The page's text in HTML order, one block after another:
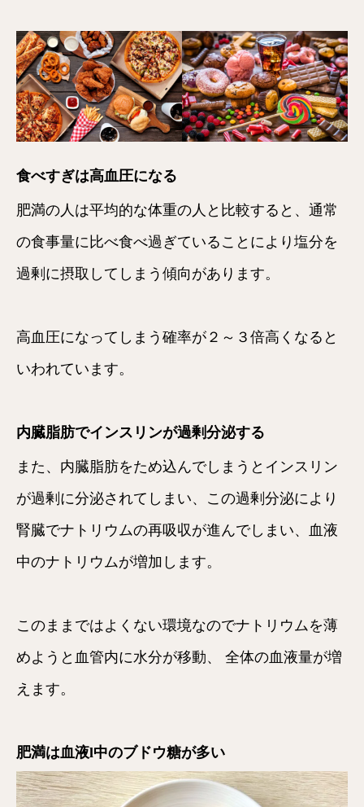
食べすぎは高血圧になる
肥満の人は平均的な体重の人と比較すると、通常
の食事量に比べ食べ過ぎていることにより塩分を
過剰に摂取してしまう傾向があります。
高血圧になってしまう確率が２～３倍高くなると
いわれています。
内臓脂肪でインスリンが過剰分泌する
また、内臓脂肪をため込んでしまうとインスリン
が過剰に分泌されてしまい、この過剰分泌により
腎臓でナトリウムの再吸収が進んでしまい、血液
中のナトリウムが増加します。
このままではよくない環境なのでナトリウムを薄
めようと血管内に水分が移動、 全体の血液量が増
えます。
肥満は血液l中のブドウ糖が多い